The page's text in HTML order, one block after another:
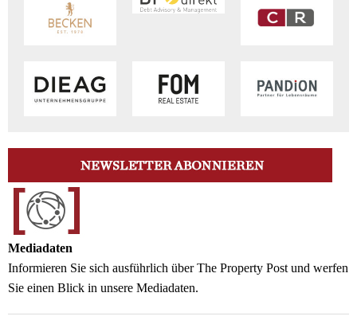
Mediadaten
Informieren Sie sich ausführlich über The Property Post und werfen
Sie einen Blick in unsere Mediadaten.